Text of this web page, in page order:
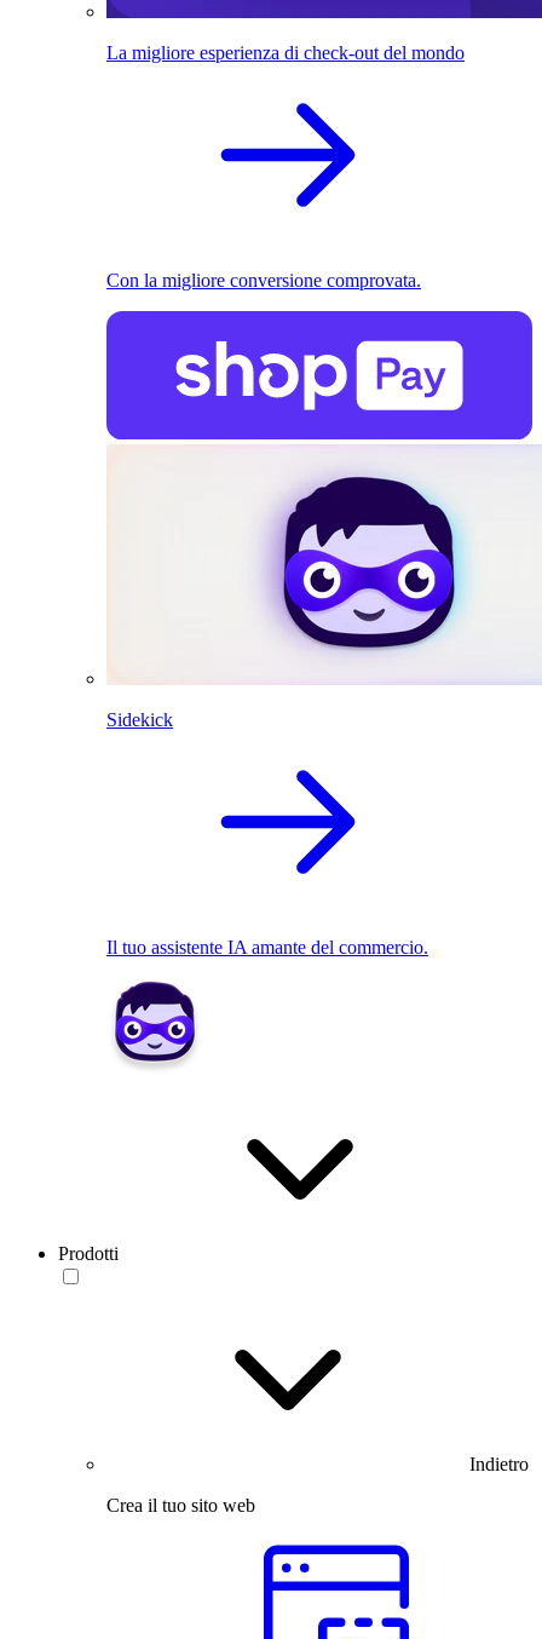
La migliore esperienza di check-out del mondo
Con la migliore conversione comprovata.
Sidekick
Il tuo assistente IA amante del commercio.
Prodotti
Indietro
Crea il tuo sito web